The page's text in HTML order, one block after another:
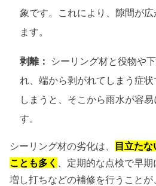
象です。これにより、隙間が
ます。
剥離：
シーリング材と役物や
れ、端から剥がれてしまう症
しまうと、そこから雨水が容
す。
シーリング材の劣化は、 目立た
ことも多く
、定期的な点検で早
増し打ちなどの補修を行うこと